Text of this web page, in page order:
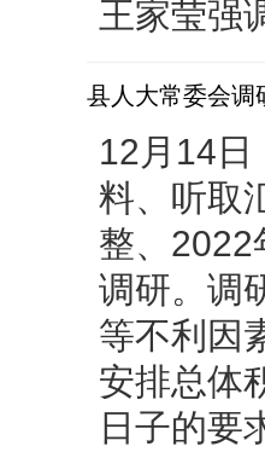
王家莹强
县人大常委会调
12月14日
料、听取
整、2022
调研。调
等不利因
安排总体
日子的要